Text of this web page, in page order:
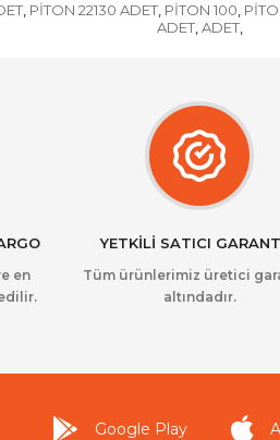
, PİTON 22130 ADET, PİTON 100,
ADET, ADET,
en
YETKİLİ SATICI
Tüm ürünlerimiz üretici
altındadır.
Google Play